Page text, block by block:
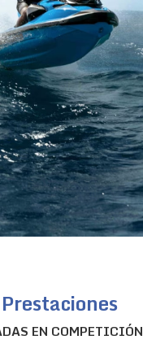
EN COMPETICIÓN